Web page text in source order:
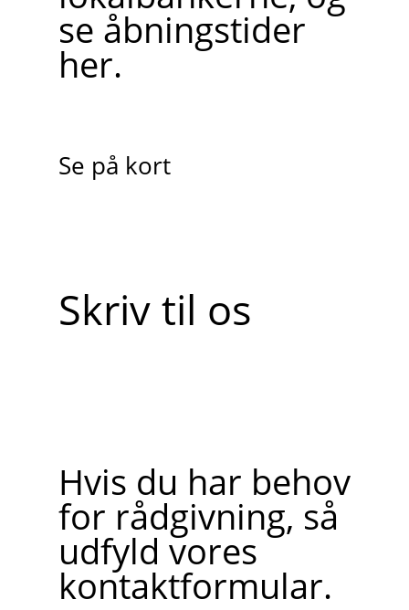
se åbningstider
her.
Se på kort
Skriv til os
Hvis du har behov
for rådgivning, så
udfyld vores
kontaktformular.